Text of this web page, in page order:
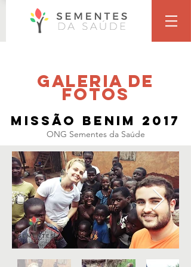
gALERIA DE
fOTOS
Missão Benim 2017
ONG Sementes da Saúde